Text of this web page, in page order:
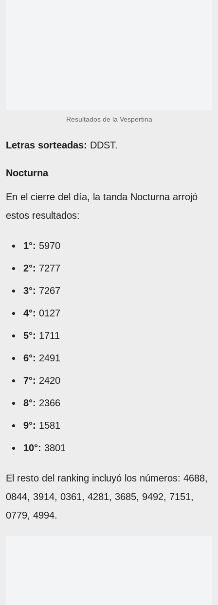
Resultados de la Vespertina
Letras sorteadas: DDST.
Nocturna
En el cierre del día, la tanda Nocturna arrojó
estos resultados:
1°: 5970
2°: 7277
3°: 7267
4°: 0127
5°: 1711
6°: 2491
7°: 2420
8°: 2366
9°: 1581
10°: 3801
El resto del ranking incluyó los números: 4688,
0844, 3914, 0361, 4281, 3685, 9492, 7151,
0779, 4994.